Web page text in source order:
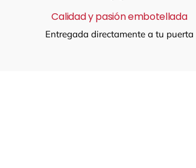
Calidad y pasión embotellada
Entregada directamente a tu puerta